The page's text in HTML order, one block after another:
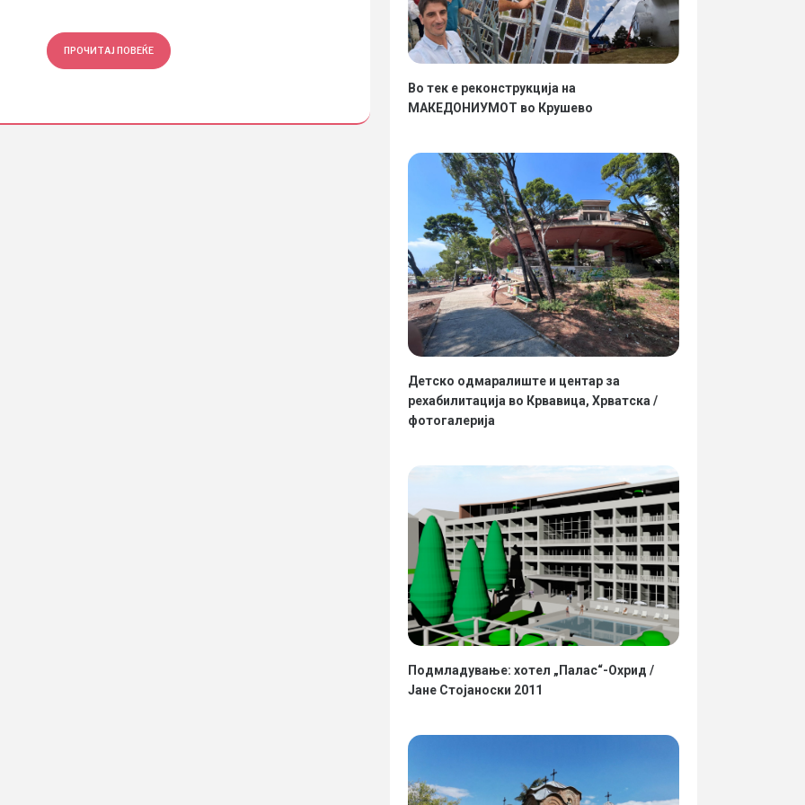
ПРОЧИТАЈ ПОВЕЌЕ ПРОЧИТАЈ ПОВЕЌЕ
Во тек е реконструкција на
МАКЕДОНИУМОТ во Крушево
Детско одмаралиште и центар за
рехабилитација во Крвавица, Хрватска /
фотогалерија
Подмладување: хотел „Палас“-Охрид /
Јане Стојаноски 2011